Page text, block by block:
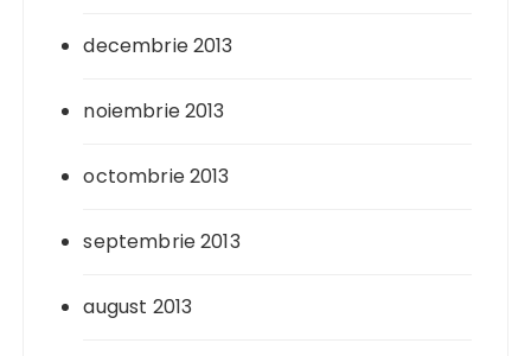
decembrie 2013
noiembrie 2013
octombrie 2013
septembrie 2013
august 2013